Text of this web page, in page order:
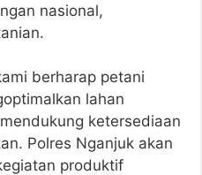
nasional,
berharap petani
lahan
ketersediaan
Polres Nganjuk akan
produktif